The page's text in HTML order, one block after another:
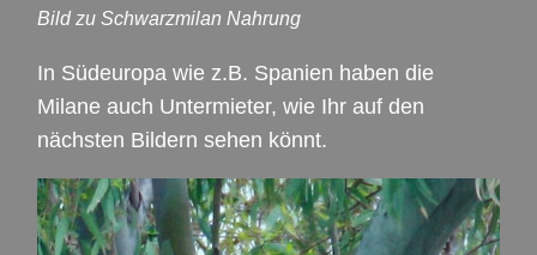
Bild zu Schwarzmilan Nahrung
In Südeuropa wie z.B. Spanien haben die
Milane auch Untermieter, wie Ihr auf den
nächsten Bildern sehen könnt.